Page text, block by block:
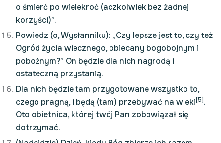
o śmierć po wielekroć (aczkolwiek bez żadnej
korzyści)”.
Powiedz (o, Wysłanniku): „Czy lepsze jest to, czy też
Ogród życia wiecznego, obiecany bogobojnym i
pobożnym?” On będzie dla nich nagrodą i
ostateczną przystanią.
Dla nich będzie tam przygotowane wszystko to,
czego pragną, i będą (tam) przebywać na wieki[5].
Oto obietnica, której twój Pan zobowiązał się
dotrzymać.